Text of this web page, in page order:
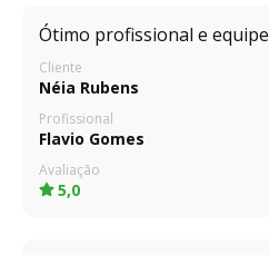
Ótimo profissional e
Cliente
Néia Rubens
Profissional
Flavio Gomes
Avaliação
5,0